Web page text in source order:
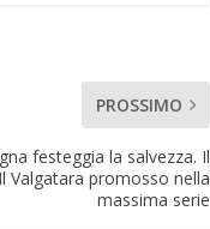
PROSSIMO
festeggia la salvezza. Il
Valgatara promosso nella
massima serie